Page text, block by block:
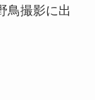
鳥撮影に出